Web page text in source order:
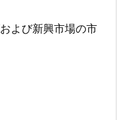
よび新興市場の市